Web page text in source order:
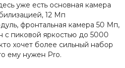
уже есть основная камера
12 Мп
фронтальная камера 50 Мп,
с пиковой яркостью до 5000
хочет более сильный набор
ему нужен Pro.